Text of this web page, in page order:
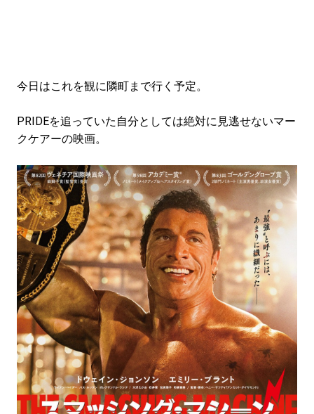
今日はこれを観に隣町まで行く予定。
PRIDEを追っていた自分としては絶対に見逃せないマー
クケアーの映画。